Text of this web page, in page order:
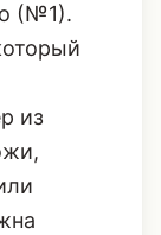
(№1).
из